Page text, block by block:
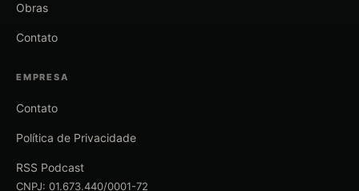
Obras
Contato
EMPRESA
Contato
Política de Privacidade
RSS Podcast
CNPJ: 01.673.440/0001-72